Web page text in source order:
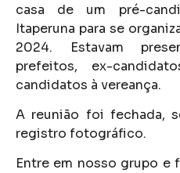
casa de um pré-
Itaperuna para se
2024. Estavam
prefeitos, ex-
candidatos à vereança.
A reunião foi fechada,
registro fotográfico.
Entre em nosso grupo e